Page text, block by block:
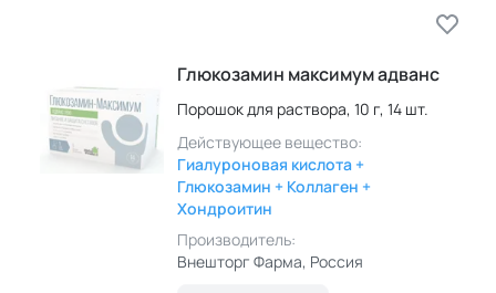
Глюкозамин максимум адванс
Порошок для раствора, 10 г, 14 шт.
Действующее вещество:
Гиалуроновая кислота +
Глюкозамин + Коллаген +
Хондроитин
Производитель:
Внешторг Фарма, Россия